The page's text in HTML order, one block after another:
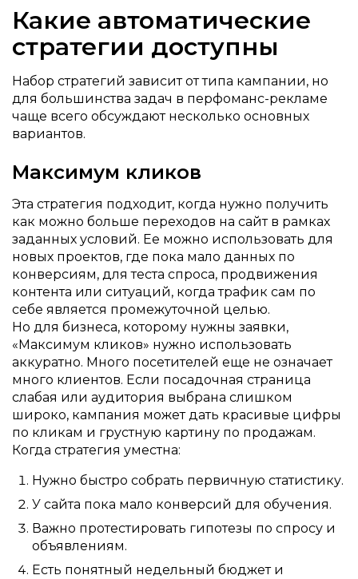
Какие автоматические
стратегии доступны
Набор стратегий зависит от типа кампании, но
для большинства задач в перфоманс-рекламе
чаще всего обсуждают несколько основных
вариантов.
Максимум кликов
Эта стратегия подходит, когда нужно получить
как можно больше переходов на сайт в рамках
заданных условий. Ее можно использовать для
новых проектов, где пока мало данных по
конверсиям, для теста спроса, продвижения
контента или ситуаций, когда трафик сам по
себе является промежуточной целью.
Но для бизнеса, которому нужны заявки,
«Максимум кликов» нужно использовать
аккуратно. Много посетителей еще не означает
много клиентов. Если посадочная страница
слабая или аудитория выбрана слишком
широко, кампания может дать красивые цифры
по кликам и грустную картину по продажам.
Когда стратегия уместна:
Нужно быстро собрать первичную статистику.
У сайта пока мало конверсий для обучения.
Важно протестировать гипотезы по спросу и
объявлениям.
Есть понятный недельный бюджет и